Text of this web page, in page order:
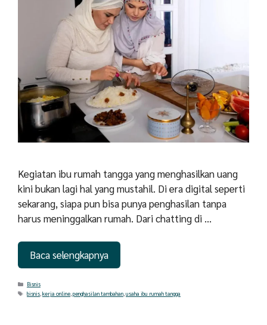
Kegiatan ibu rumah tangga yang menghasilkan uang
kini bukan lagi hal yang mustahil. Di era digital seperti
sekarang, siapa pun bisa punya penghasilan tanpa
harus meninggalkan rumah. Dari chatting di …
Baca selengkapnya
Categories
Bisnis
Tags
bisnis, kerja online, penghasilan tambahan, usaha ibu rumah tangga